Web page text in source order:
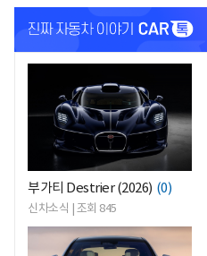
부가티 Destrier (2026) (0)
신차소식 | 조회 845
<